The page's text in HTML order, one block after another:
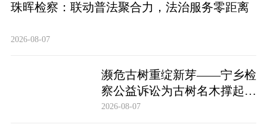
珠晖检察：联动普法聚合力，法治服务零距离
2026-08-07
濒危古树重绽新芽——宁乡检
察公益诉讼为古树名木撑起法
治“保护伞”
2026-08-07